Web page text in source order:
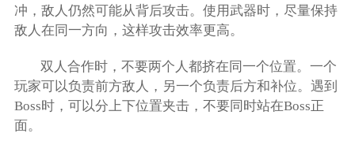
冲，敌人仍然可能从背后攻击。使用武器时，尽量保持
敌人在同一方向，这样攻击效率更高。
双人合作时，不要两个人都挤在同一个位置。一个
玩家可以负责前方敌人，另一个负责后方和补位。遇到
Boss时，可以分上下位置夹击，不要同时站在Boss正
面。